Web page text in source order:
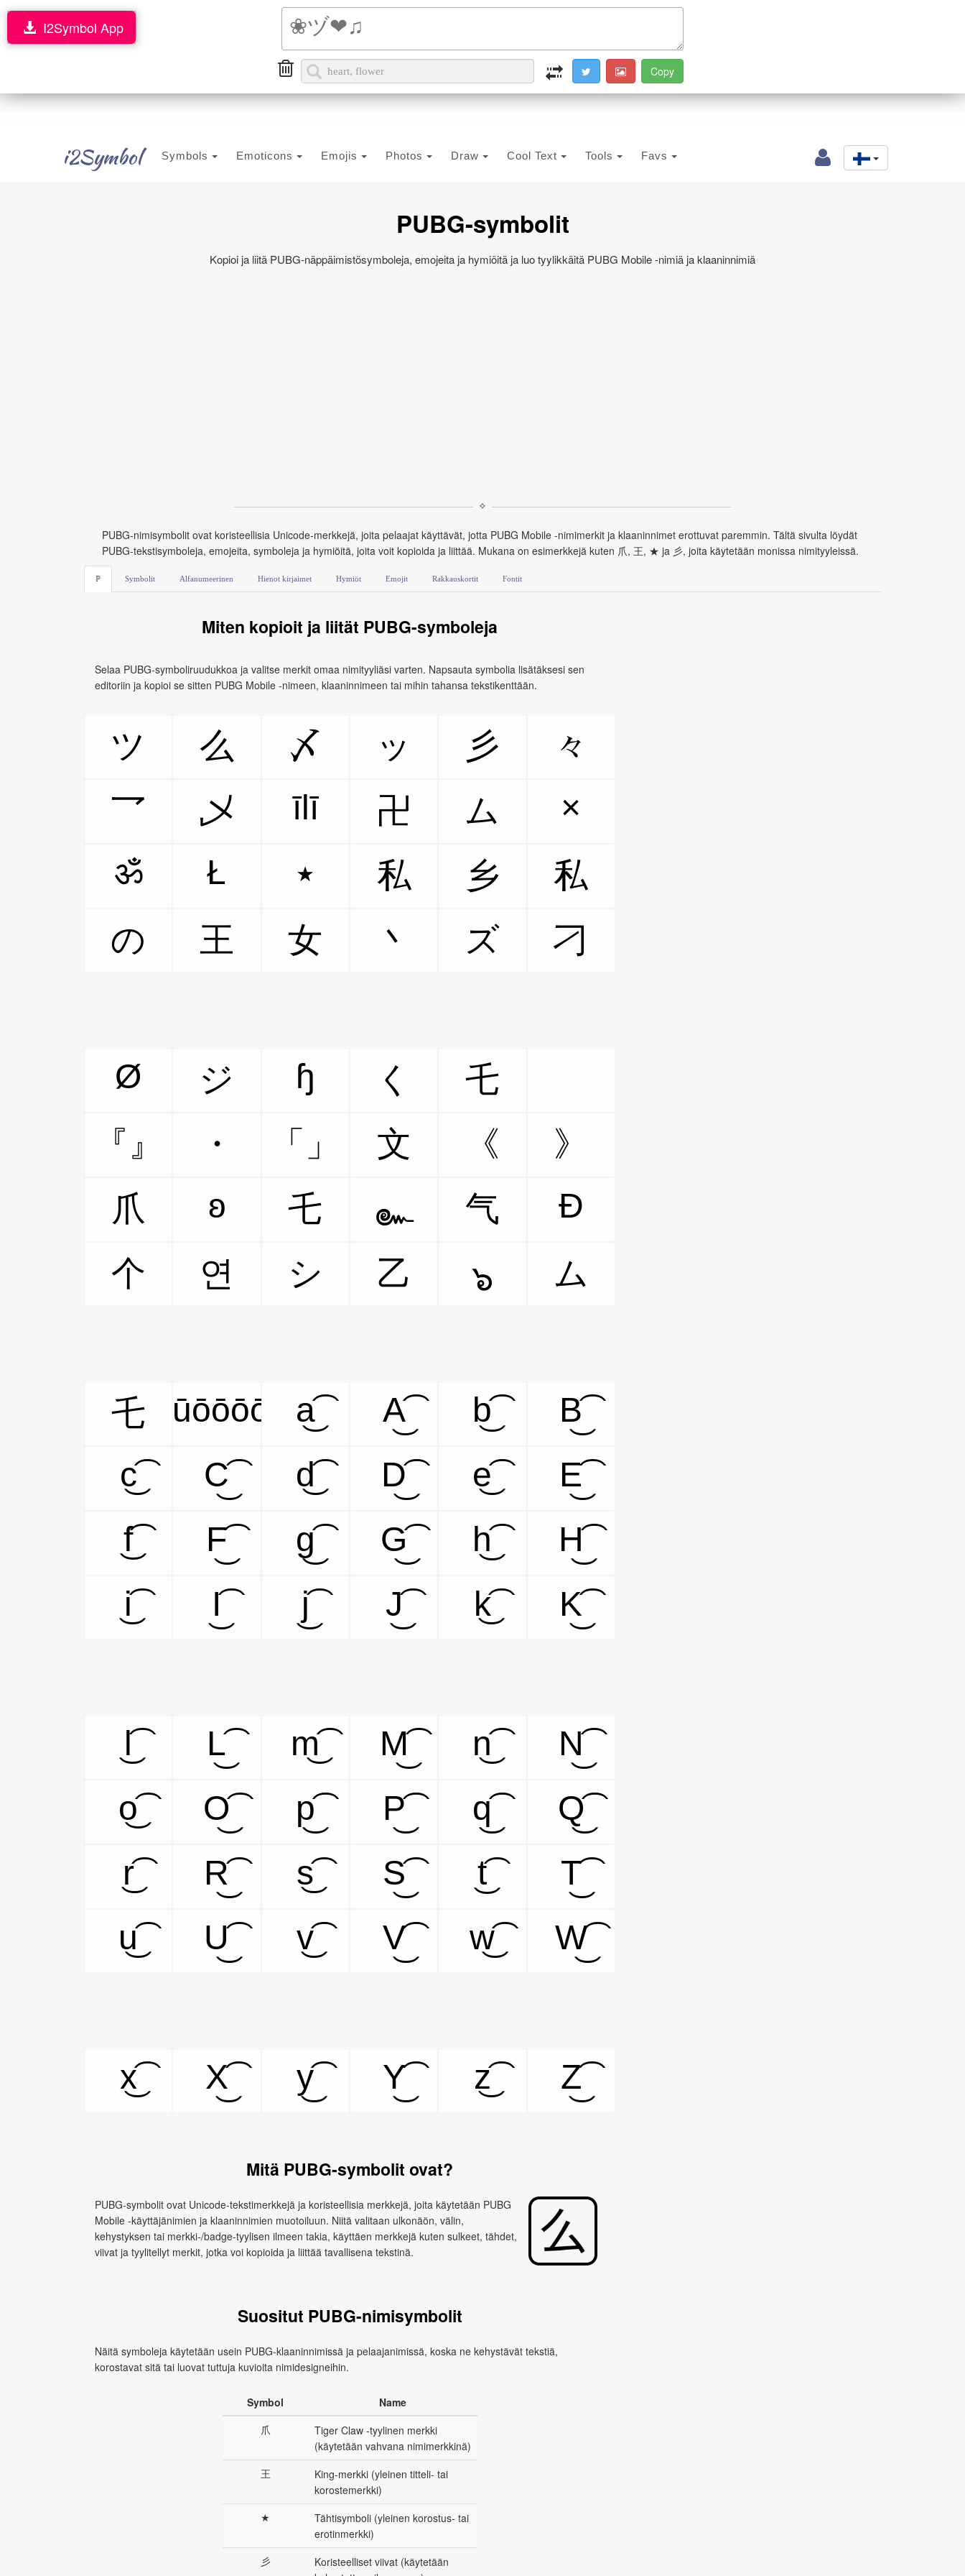
i2Symbol Symbols Emoticons Emojis Photos Draw Cool Text Tools Favs
I2Symbol App
PUBG-symbolit
Kopioi ja liitä PUBG-näppäimistösymboleja, emojeita ja hymiöitä ja luo tyylikkäitä PUBG Mobile -nimiä ja klaaninnimiä
✧
PUBG-nimisymbolit ovat koristeellisia Unicode-merkkejä, joita pelaajat käyttävät, jotta PUBG Mobile -nimimerkit ja klaaninnimet erottuvat paremmin. Tältä sivulta löydät
PUBG-tekstisymboleja, emojeita, symboleja ja hymiöitä, joita voit kopioida ja liittää. Mukana on esimerkkejä kuten 爪, 王, ★ ja 彡, joita käytetään monissa nimityyleissä.
ℙ Symbolit Alfanumeerinen Hienot kirjaimet Hymiöt Emojit Rakkauskortit Fontit
Miten kopioit ja liität PUBG-symboleja
Selaa PUBG-symboliruudukkoa ja valitse merkit omaa nimityyliäsi varten. Napsauta symbolia lisätäksesi sen
editoriin ja kopioi se sitten PUBG Mobile -nimeen, klaaninnimeen tai mihin tahansa tekstikenttään.
ツ 么 〆 ッ 彡
々
乛
乄 īlī 卍 ム
×
ॐ
Ł ٭ 私 乡
私
の
王 女 丶 ズ 刁
Ø ジ ɧ く 乇
『』
・ 「」 文 《
》
爪
ʚ 乇 ๛ 气
Ð
个
연 シ 乙 ๖ ム
乇 ūōōōō a͜͡ A͜͡ b͜͡
B͜͡
c͜͡
C͜͡ d͜͡ D͜͡ e͜͡
E͜͡
f͜͡
F͜͡ g͜͡ G͜͡ h͜͡
H͜͡
i͜͡
I͜͡ j͜͡ J͜͡ k͜͡ K͜͡
l͜͡ L͜͡ m͜͡ M͜͡ n͜͡
N͜͡
o͜͡
O͜͡ p͜͡ P͜͡ q͜͡
Q͜͡
r͜͡
R͜͡ s͜͡ S͜͡ t͜͡
T͜͡
u͜͡
U͜͡ v͜͡ V͜͡ w͜͡ W͜͡
x͜͡ X͜͡ y͜͡ Y͜͡ z͜͡ Z͜͡
Mitä PUBG-symbolit ovat?
PUBG-symbolit ovat Unicode-tekstimerkkejä ja koristeellisia merkkejä, joita käytetään PUBG
Mobile -käyttäjänimien ja klaaninnimien muotoiluun. Niitä valitaan ulkonäön, välin,
kehystyksen tai merkki-/badge-tyylisen ilmeen takia, käyttäen merkkejä kuten sulkeet, tähdet,
viivat ja tyylitellyt merkit, jotka voi kopioida ja liittää tavallisena tekstinä.
Suositut PUBG-nimisymbolit
Näitä symboleja käytetään usein PUBG-klaaninnimissä ja pelaajanimissä, koska ne kehystävät tekstiä,
korostavat sitä tai luovat tuttuja kuvioita nimidesigneihin.
Symbol
Name
爪
Tiger Claw -tyylinen merkki
(käytetään vahvana nimimerkkinä)
王
King-merkki (yleinen titteli- tai
korostemerkki)
★
Tähtisymboli (yleinen korostus- tai
erotinmerkki)
彡
Koristeelliset viivat (käytetään